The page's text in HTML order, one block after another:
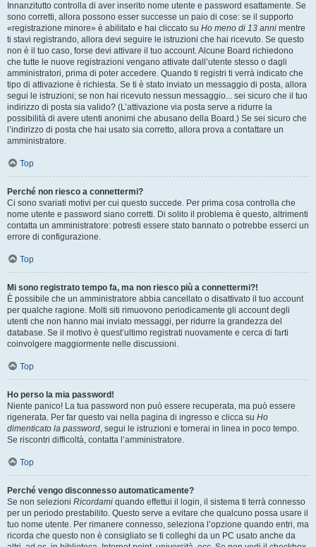
Innanzitutto controlla di aver inserito nome utente e password esattamente. Se
sono corretti, allora possono esser successe un paio di cose: se il supporto
«registrazione minore» è abilitato e hai cliccato su Ho meno di 13 anni mentre
ti stavi registrando, allora devi seguire le istruzioni che hai ricevuto. Se questo
non è il tuo caso, forse devi attivare il tuo account. Alcune Board richiedono
che tutte le nuove registrazioni vengano attivate dall’utente stesso o dagli
amministratori, prima di poter accedere. Quando ti registri ti verrà indicato che
tipo di attivazione è richiesta. Se ti è stato inviato un messaggio di posta, allora
segui le istruzioni; se non hai ricevuto nessun messaggio... sei sicuro che il tuo
indirizzo di posta sia valido? (L’attivazione via posta serve a ridurre la
possibilità di avere utenti anonimi che abusano della Board.) Se sei sicuro che
l’indirizzo di posta che hai usato sia corretto, allora prova a contattare un
amministratore.
Top
Perché non riesco a connettermi?
Ci sono svariati motivi per cui questo succede. Per prima cosa controlla che
nome utente e password siano corretti. Di solito il problema è questo, altrimenti
contatta un amministratore: potresti essere stato bannato o potrebbe esserci un
errore di configurazione.
Top
Mi sono registrato tempo fa, ma non riesco più a connettermi?!
È possibile che un amministratore abbia cancellato o disattivato il tuo account
per qualche ragione. Molti siti rimuovono periodicamente gli account degli
utenti che non hanno mai inviato messaggi, per ridurre la grandezza del
database. Se il motivo è quest’ultimo registrati nuovamente e cerca di farti
coinvolgere maggiormente nelle discussioni.
Top
Ho perso la mia password!
Niente panico! La tua password non può essere recuperata, ma può essere
rigenerata. Per far questo vai nella pagina di ingresso e clicca su Ho
dimenticato la password, segui le istruzioni e tornerai in linea in poco tempo.
Se riscontri difficoltà, contatta l’amministratore.
Top
Perché vengo disconnesso automaticamente?
Se non selezioni Ricordami quando effettui il login, il sistema ti terrà connesso
per un periodo prestabilito. Questo serve a evitare che qualcuno possa usare il
tuo nome utente. Per rimanere connesso, seleziona l’opzione quando entri, ma
ricorda che questo non è consigliato se ti colleghi da un PC usato anche da